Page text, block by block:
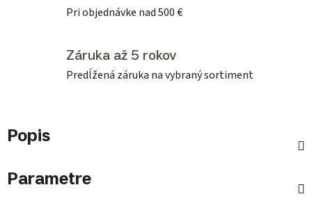
Pri objednávke nad 500 €
Záruka až 5 rokov
Predĺžená záruka na vybraný sortiment
Popis
Parametre